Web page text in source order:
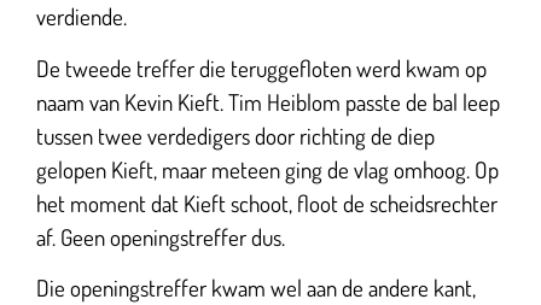
verdiende.
De tweede treffer die teruggefloten werd kwam op
naam van Kevin Kieft. Tim Heiblom passte de bal leep
tussen twee verdedigers door richting de diep
gelopen Kieft, maar meteen ging de vlag omhoog. Op
het moment dat Kieft schoot, floot de scheidsrechter
af. Geen openingstreffer dus.
Die openingstreffer kwam wel aan de andere kant,